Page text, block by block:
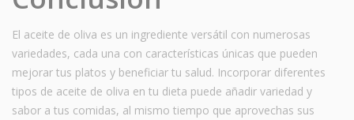
El aceite de oliva es un ingrediente versátil con numerosas
variedades, cada una con características únicas que pueden
mejorar tus platos y beneficiar tu salud. Incorporar diferentes
tipos de aceite de oliva en tu dieta puede añadir variedad y
sabor a tus comidas, al mismo tiempo que aprovechas sus